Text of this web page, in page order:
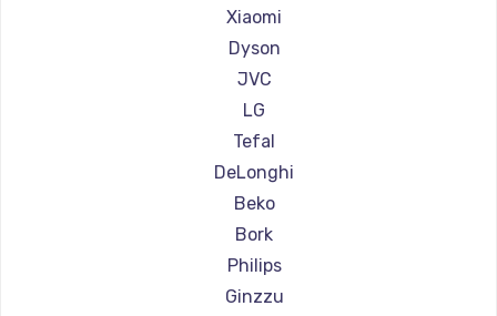
Ремонт пылесосов Tineco
Ремонт пылесосов Tuvio
Ремонт пылесосов DEXP
Ремонт пылесосов Haier
Ремонт пылесосов Pioneer
Ремонт пылесосов Electrolux
Ремонт пылесосов Grundig
Ремонт пылесосов BBK
Ремонт пылесосов Scarlett
Ремонт пылесосов Kyvol
Xiaomi
Dyson
JVC
LG
Tefal
DeLonghi
Beko
Bork
Philips
Ginzzu